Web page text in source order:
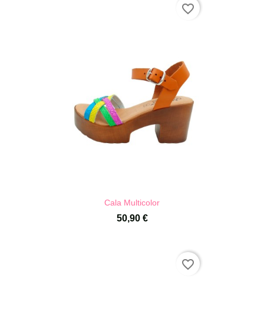
Cala Multicolor
50,90 €
favorite_border
favorite_border